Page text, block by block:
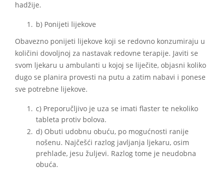
hadžije.
b) Ponijeti lijekove
Obavezno ponijeti lijekove koji se redovno konzumiraju u
količini dovoljnoj za nastavak redovne terapije. Javiti se
svom ljekaru u ambulanti u kojoj se liječite, objasni koliko
dugo se planira provesti na putu a zatim nabavi i ponese
sve potrebne lijekove.
c) Preporučljivo je uza se imati flaster te nekoliko
tableta protiv bolova.
d) Obuti udobnu obuću, po mogućnosti ranije
nošenu. Najčešći razlog javljanja ljekaru, osim
prehlade, jesu žuljevi. Razlog tome je neudobna
obuća.